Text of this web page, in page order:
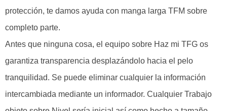
protección, te damos ayuda con manga larga TFM sobre
completo parte.
Antes que ninguna cosa, el equipo sobre Haz mi TFG os
garantiza transparencia desplazándolo hacia el pelo
tranquilidad. Se puede eliminar cualquier la información
intercambiada mediante un informador. Cualquier Trabajo